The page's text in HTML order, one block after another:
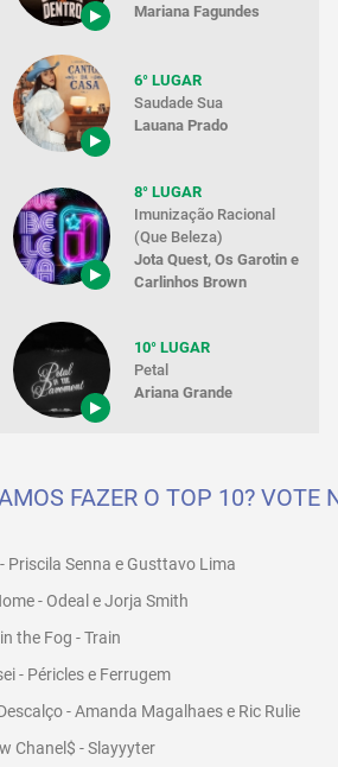
Mariana Fagundes
6° LUGAR
Saudade Sua
Lauana Prado
8° LUGAR
Imunização Racional
(Que Beleza)
Jota Quest, Os Garotin e
Carlinhos Brown
10° LUGAR
Petal
Ariana Grande
FAZER O TOP 10? VOTE
Priscila Senna e Gusttavo Lima
- Odeal e Jorja Smith
the Fog - Train
- Péricles e Ferrugem
- Amanda Magalhaes e Ric Rulie
Chanel$ - Slayyyter